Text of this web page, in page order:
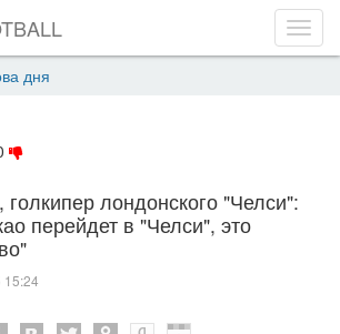
дня
голкипер лондонского "Челси":
перейдет в "Челси", это